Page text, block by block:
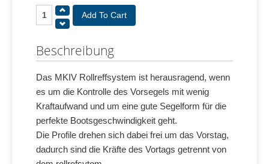
Beschreibung
Das MKIV Rollreffsystem ist herausragend, wenn
es um die Kontrolle des Vorsegels mit wenig
Kraftaufwand und um eine gute Segelform für die
perfekte Bootsgeschwindigkeit geht.
Die Profile drehen sich dabei frei um das Vorstag,
dadurch sind die Kräfte des Vortags getrennt von